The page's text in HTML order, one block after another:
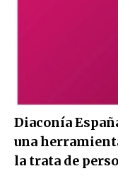
Diaconía
una
la trata de